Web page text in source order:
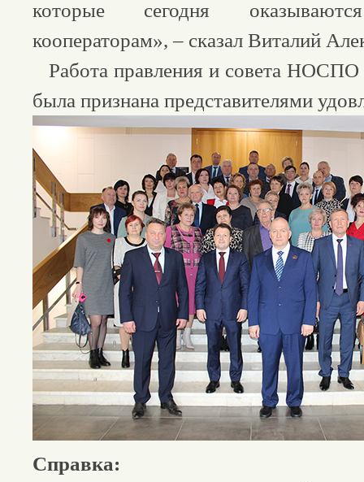
которые сегодня
кооператорам», – сказал Виталий
Работа правления и совета НОСПО
была признана представителями
Справка: